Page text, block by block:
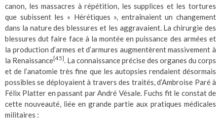
canon, les massacres à répétition, les supplices et les tortures
que subissent les « Hérétiques », entraînaient un changement
dans la nature des blessures et les aggravaient. La chirurgie des
blessures dut faire face à la montée en puissance des armées et
la production d’armes et d’armures augmentèrent massivement à
la Renaissance[45]. La connaissance précise des organes du corps
et de l’anatomie très fine que les autopsies rendaient désormais
possibles se déployaient à travers des traités, d’Ambroise Paré à
Félix Platter en passant par André Vésale. Fuchs fit le constat de
cette nouveauté, liée en grande partie aux pratiques médicales
militaires :